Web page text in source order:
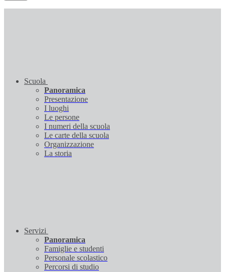
Scuola
Panoramica
Presentazione
I luoghi
Le persone
I numeri della scuola
Le carte della scuola
Organizzazione
La storia
Servizi
Panoramica
Famiglie e studenti
Personale scolastico
Percorsi di studio